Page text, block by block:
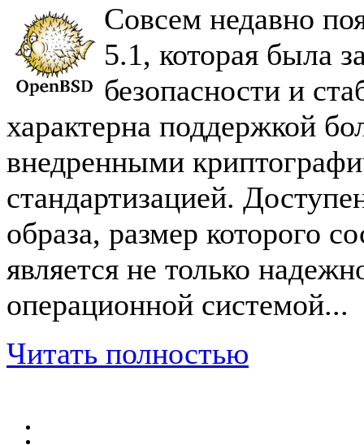
Совсем недавно
5.1, которая была
безопасности и
характерна поддержкой
внедренными
стандартизацией.
образа, размер которого
является не только
операционной системой...
Читать полностью